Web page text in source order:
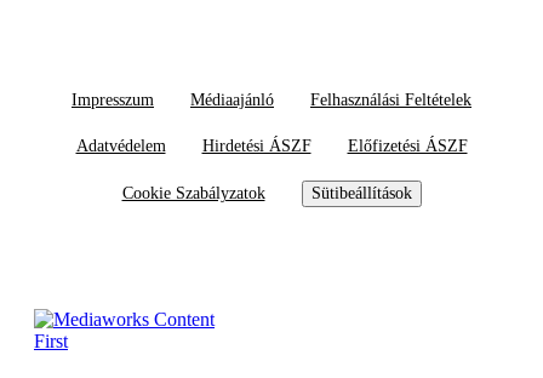
Impresszum Médiaajánló Felhasználási Feltételek
Adatvédelem Hirdetési ÁSZF Előfizetési ÁSZF
Cookie Szabályzatok Sütibeállítások